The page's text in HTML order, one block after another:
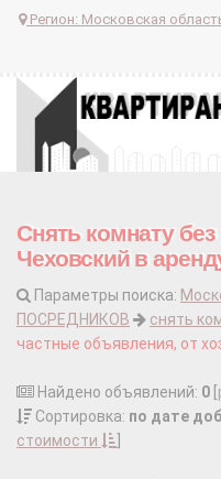
Регион: Московская
Снять комнату
Чеховский в
Параметры поиска:
ПОСРЕДНИКОВ
снять
частные объявления, от
Найдено объявлений: 0
Сортировка: по дате
стоимости